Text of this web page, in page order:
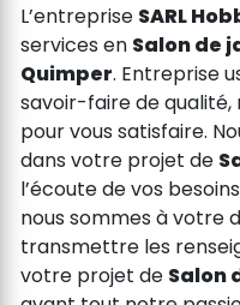
L’entreprise SARL
services en Salon de
Quimper. Entreprise
savoir-faire de
pour vous satisfaire.
dans votre projet de
l’écoute de vos
nous sommes à votre
transmettre les
votre projet de Salon